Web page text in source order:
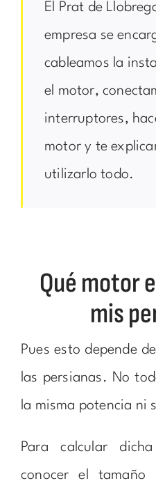
El Prat de
empresa se
cableamos la
el motor,
interruptores,
motor y te
utilizarlo todo.
Qué motor
mis
Pues esto depende
las persianas. No
la misma potencia ni
Para calcular
conocer el